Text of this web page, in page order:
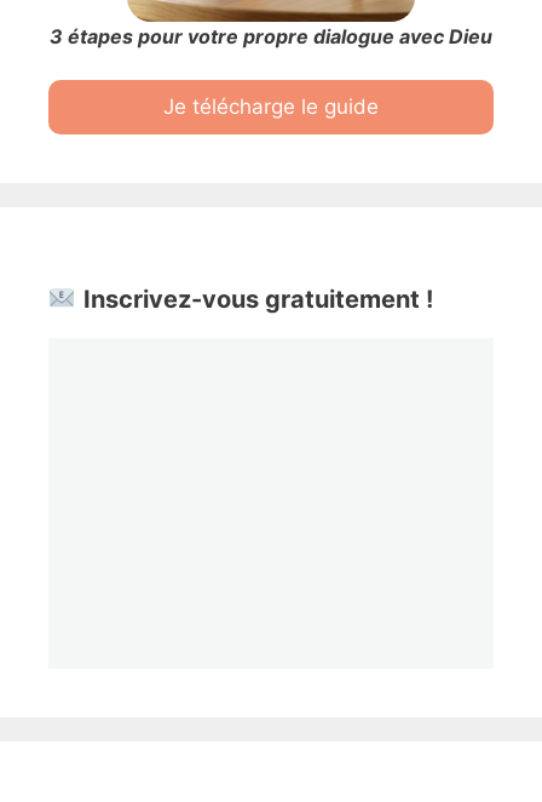
3 étapes pour votre propre dialogue avec Dieu
Je télécharge le guide
Inscrivez-vous gratuitement !